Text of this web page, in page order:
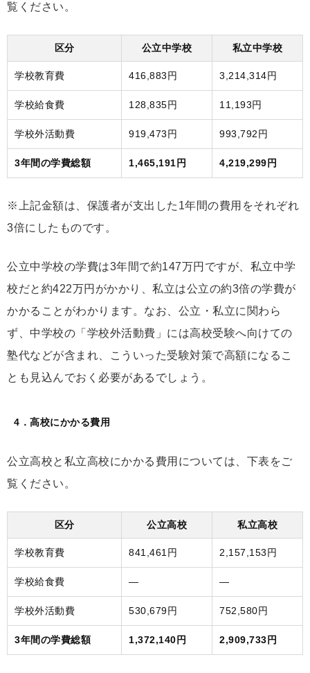
覧ください。
区分 公立中学校 私立中学校
学校教育費 416,883円 3,214,314円
学校給食費 128,835円 11,193円
学校外活動費 919,473円 993,792円
3年間の学費総額 1,465,191円 4,219,299円
※上記金額は、保護者が支出した1年間の費用をそれぞれ
3倍にしたものです。
公立中学校の学費は3年間で約147万円ですが、私立中学
校だと約422万円がかかり、私立は公立の約3倍の学費が
かかることがわかります。なお、公立・私立に関わら
ず、中学校の「学校外活動費」には高校受験へ向けての
塾代などが含まれ、こういった受験対策で高額になるこ
とも見込んでおく必要があるでしょう。
4．高校にかかる費用
公立高校と私立高校にかかる費用については、下表をご
覧ください。
区分 公立高校 私立高校
学校教育費 841,461円 2,157,153円
学校給食費 ― ―
学校外活動費 530,679円 752,580円
3年間の学費総額 1,372,140円 2,909,733円